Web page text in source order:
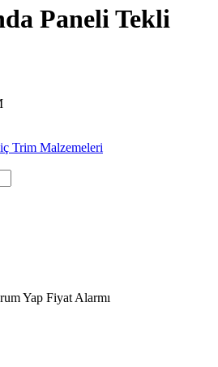
Paneli Tekli
Trim Malzemeleri
Yap Fiyat Alarmı